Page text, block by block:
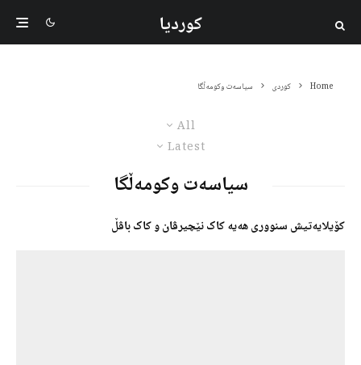
کوردیا
Home کوردی سیاسەت وکومەڵگا
All
Latest
سیاسەت وکومەڵگا
کۆیلایەتیش سنووری هەیە کاک نێچیرڤان و کاک باڤڵ